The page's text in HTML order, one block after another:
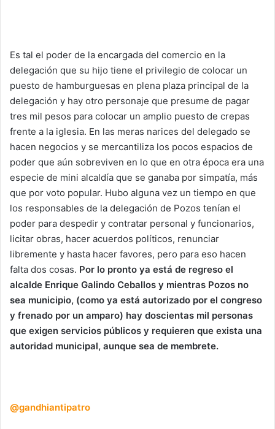
Es tal el poder de la encargada del comercio en la
delegación que su hijo tiene el privilegio de colocar un
puesto de hamburguesas en plena plaza principal de la
delegación y hay otro personaje que presume de pagar
tres mil pesos para colocar un amplio puesto de crepas
frente a la iglesia. En las meras narices del delegado se
hacen negocios y se mercantiliza los pocos espacios de
poder que aún sobreviven en lo que en otra época era una
especie de mini alcaldía que se ganaba por simpatía, más
que por voto popular. Hubo alguna vez un tiempo en que
los responsables de la delegación de Pozos tenían el
poder para despedir y contratar personal y funcionarios,
licitar obras, hacer acuerdos políticos, renunciar
libremente y hasta hacer favores, pero para eso hacen
falta dos cosas. Por lo pronto ya está de regreso el
alcalde Enrique Galindo Ceballos y mientras Pozos no
sea municipio, (como ya está autorizado por el congreso
y frenado por un amparo) hay doscientas mil personas
que exigen servicios públicos y requieren que exista una
autoridad municipal, aunque sea de membrete.
@gandhiantipatro